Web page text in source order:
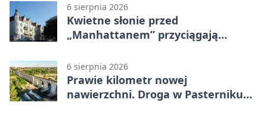
6 sierpnia 2026
Kwietne słonie przed
„Manhattanem” przyciągają
6 sierpnia 2026
Prawie kilometr nowej
nawierzchni. Droga w Pasterniku